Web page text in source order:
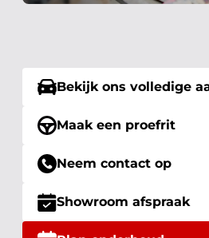
Bekijk ons volledige
Maak een proefrit
Neem contact op
Showroom afspraak